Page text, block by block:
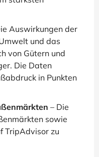
Auswirkungen der
und das
von Gütern und
Die Daten
in Punkten
– Die
sowie
TripAdvisor zu